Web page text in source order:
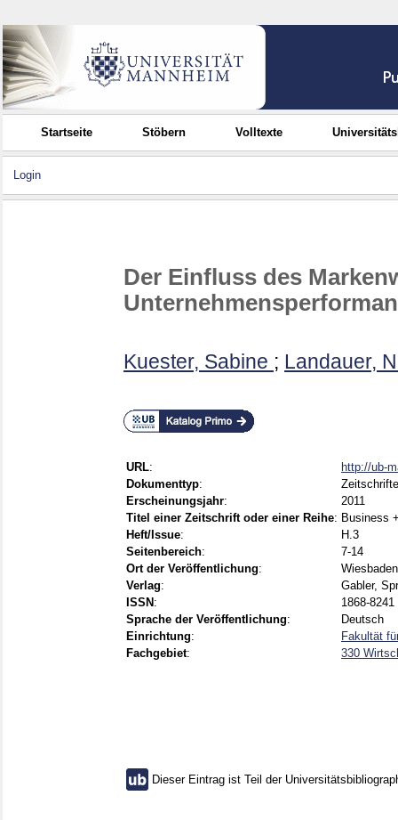
Startseite Stöbern Volltexte
Login
Der Einfluss des
Kuester, Sabine ; Landauer,
URL:
http://ub-
Dokumenttyp:
Erscheinungsjahr:
2011
Titel einer Zeitschrift oder einer Reihe: Business
Heft/Issue:
H.3
Seitenbereich:
7-14
Ort der Veröffentlichung:
Wiesbaden
Verlag:
Gabler,
ISSN :
1868-8241
Sprache der Veröffentlichung:
Deutsch
Einrichtung:
Fakultät
Fachgebiet: 330
Dieser Eintrag ist Teil der